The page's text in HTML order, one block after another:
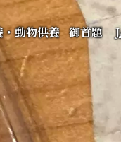
動物供養 御首題